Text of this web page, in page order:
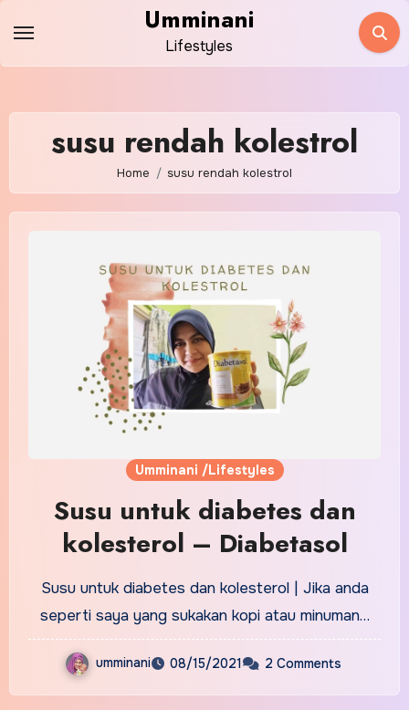
content
Umminani
Lifestyles
susu rendah kolestrol
Home susu rendah kolestrol
Umminani /Lifestyles
Susu untuk diabetes dan
kolesterol – Diabetasol
Susu untuk diabetes dan kolesterol | Jika anda
seperti saya yang sukakan kopi atau minuman…
umminani 08/15/2021 2 Comments